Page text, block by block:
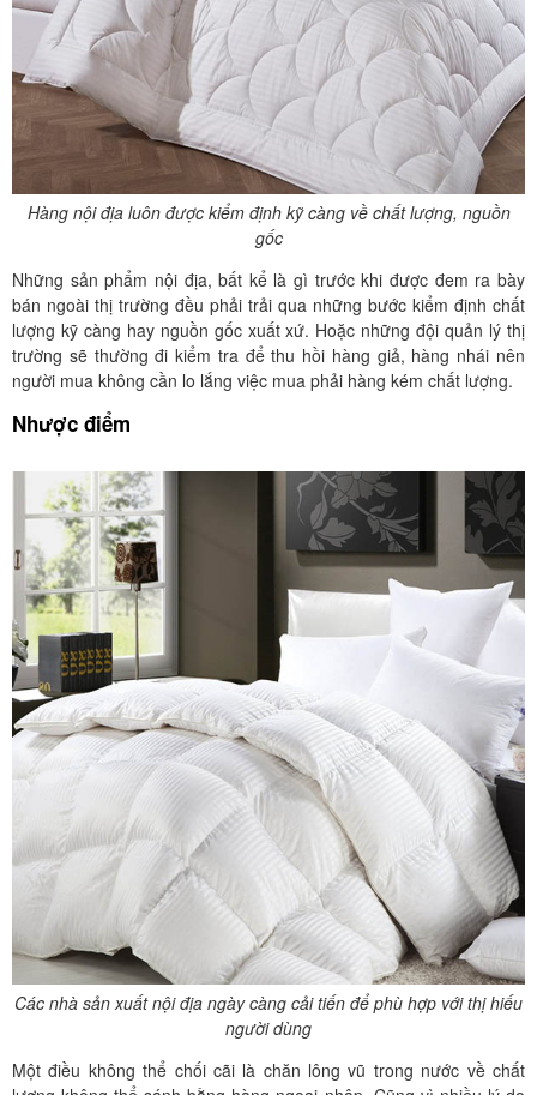
Hàng nội địa luôn được kiểm định kỹ càng về chất lượng, nguồn
gốc
Những sản phẩm nội địa, bất kể là gì trước khi được đem ra bày
bán ngoài thị trường đều phải trải qua những bước kiểm định chất
lượng kỹ càng hay nguồn gốc xuất xứ. Hoặc những đội quản lý thị
trường sẽ thường đi kiểm tra để thu hồi hàng giả, hàng nhái nên
người mua không cần lo lắng việc mua phải hàng kém chất lượng.
Nhược điểm
Các nhà sản xuất nội địa ngày càng cải tiến để phù hợp với thị hiếu
người dùng
Một điều không thể chối cãi là chăn lông vũ trong nước về chất